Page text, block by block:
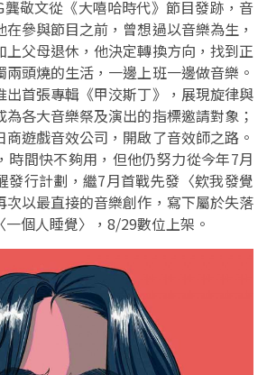
敬文從《大嘻哈時代》節目發跡，音
參與節目之前，曾想過以音樂為生，
上父母退休，他決定轉換方向，找到正
頭燒的生活，一邊上班一邊做音樂。
出首張專輯《甲洨斯丁》，展現旋律與
各大音樂祭及演出的指標邀請對象；
遊戲音效公司，開啟了音效師之路。
時間快不夠用，但他仍努力從今年7月
發行計劃，繼7月首戰先發〈欸我發覺
次以最直接的音樂創作，寫下屬於失落
個人睡覺〉，8/29數位上架。